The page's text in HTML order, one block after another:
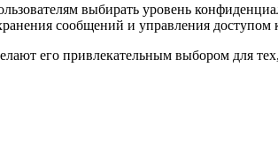
выбирать уровень
сообщений и управления
его привлекательным выбором для